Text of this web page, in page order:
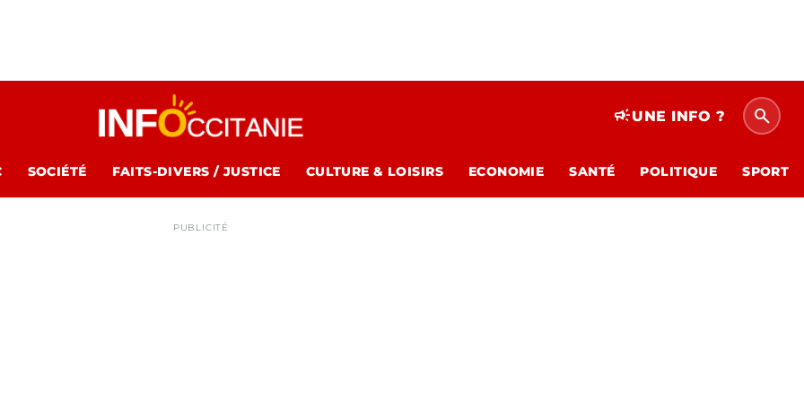
campaignUNE INFO ? search
SOCIÉTÉ FAITS-DIVERS / JUSTICE CULTURE & LOISIRS ECONOMIE SANTÉ POLITIQUE SPORT
PUBLICITÉ